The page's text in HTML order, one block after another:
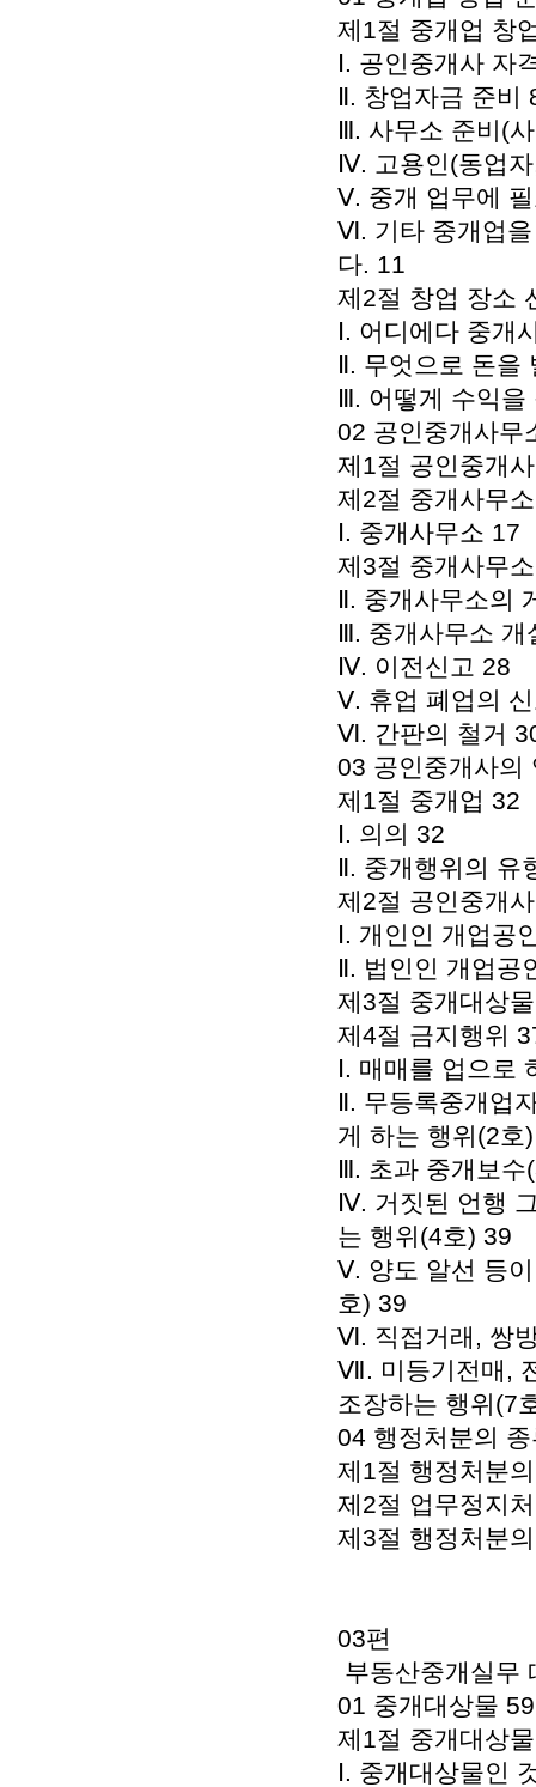
제1절 중개업 창
Ⅰ. 공인중개사 자
Ⅱ. 창업자금 준비
Ⅲ. 사무소 준비(
Ⅳ. 고용인(동업
Ⅴ. 중개 업무에
Ⅵ. 기타 중개업을
다. 11
제2절 창업 장소
Ⅰ. 어디에다 중개
Ⅱ. 무엇으로 돈을
Ⅲ. 어떻게 수익을
02 공인중개사무
제1절 공인중개
제2절 중개사무
Ⅰ. 중개사무소 17
제3절 중개사무
Ⅱ. 중개사무소의
Ⅲ. 중개사무소 개
Ⅳ. 이전신고 28
Ⅴ. 휴업 폐업의
Ⅵ. 간판의 철거
03 공인중개사의
제1절 중개업 32
Ⅰ. 의의 32
Ⅱ. 중개행위의 유
제2절 공인중개
Ⅰ. 개인인 개업공
Ⅱ. 법인인 개업공
제3절 중개대상
제4절 금지행위
Ⅰ. 매매를 업으로
Ⅱ. 무등록중개업
게 하는 행위(2호
Ⅲ. 초과 중개보수
Ⅳ. 거짓된 언행
는 행위(4호) 39
Ⅴ. 양도 알선 등
호) 39
Ⅵ. 직접거래, 쌍
Ⅶ. 미등기전매,
조장하는 행위(7
04 행정처분의
제1절 행정처분
제2절 업무정지
제3절 행정처분
03편
부동산중개실무
01 중개대상물 59
제1절 중개대상
Ⅰ. 중개대상물인